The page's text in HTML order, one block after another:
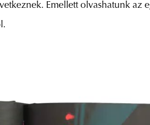
Emellett olvashatunk az